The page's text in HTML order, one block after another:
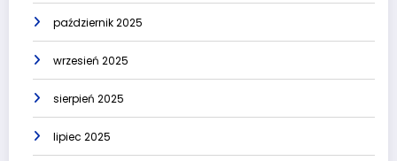
październik 2025
wrzesień 2025
sierpień 2025
lipiec 2025